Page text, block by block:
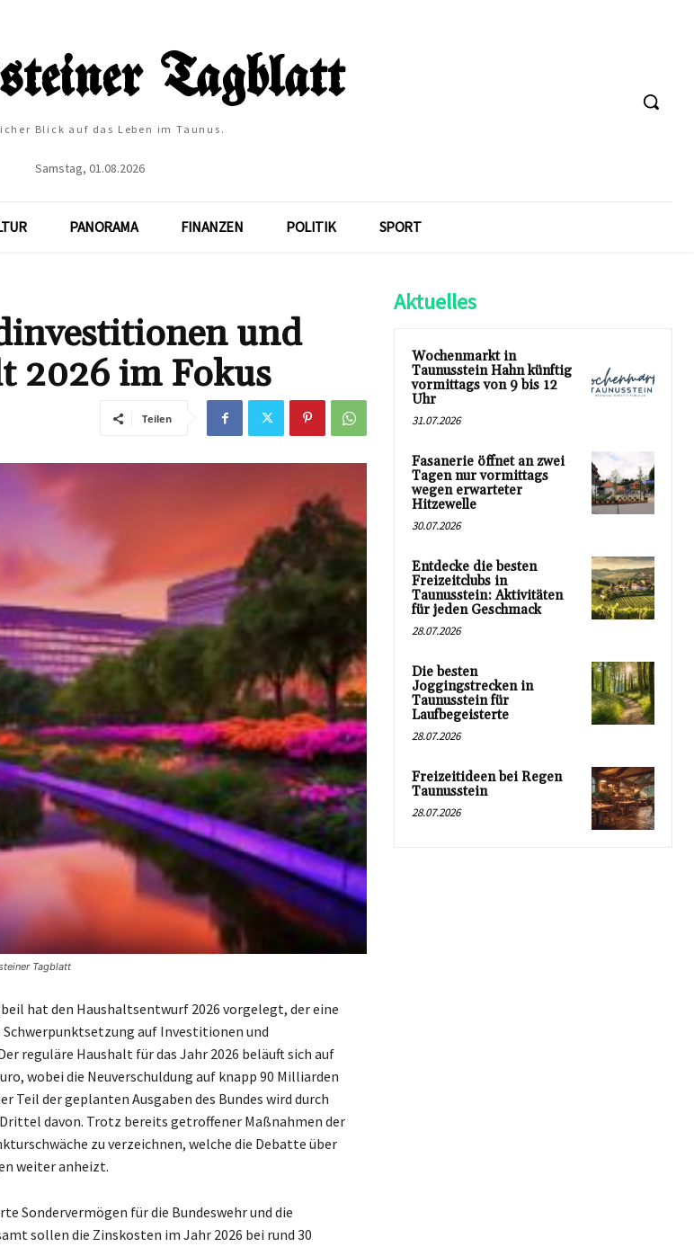
Blick auf das Leben im Taunus.
Samstag, 01.08.2026
PANORAMA FINANZEN POLITIK SPORT
und
2026 im Fokus
Teilen
Tagblatt
hat den Haushaltsentwurf 2026 vorgelegt, der eine
Schwerpunktsetzung auf Investitionen und
reguläre Haushalt für das Jahr 2026 beläuft sich auf
wobei die Neuverschuldung auf knapp 90 Milliarden
Teil der geplanten Ausgaben des Bundes wird durch
davon. Trotz bereits getroffener Maßnahmen der
zu verzeichnen, welche die Debatte über
weiter anheizt.
Sondervermögen für die Bundeswehr und die
sollen die Zinskosten im Jahr 2026 bei rund 30
Aktuelles
Wochenmarkt in
Taunusstein Hahn künftig
vormittags von 9 bis 12
Uhr
31.07.2026
Fasanerie öffnet an zwei
Tagen nur vormittags
wegen erwarteter
Hitzewelle
30.07.2026
Entdecke die besten
Freizeitclubs in
Taunusstein: Aktivitäten
für jeden Geschmack
28.07.2026
Die besten
Joggingstrecken in
Taunusstein für
Laufbegeisterte
28.07.2026
Freizeitideen bei Regen
Taunusstein
28.07.2026